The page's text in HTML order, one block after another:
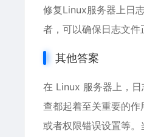
修复Linux服务器上日
者，可以确保日志文件
其他答案
在 Linux 服务器上，
查都起着至关重要的
或者权限错误设置等。